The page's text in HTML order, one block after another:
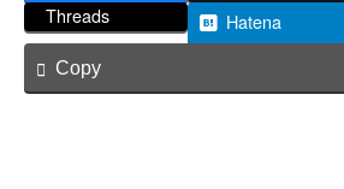
Threads
Hatena
Copy